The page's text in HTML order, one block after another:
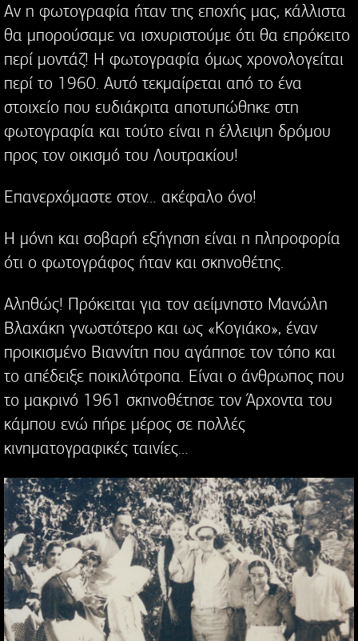
Αν η φωτογραφία ήταν της εποχής μας, κάλλιστα
θα μπορούσαμε να ισχυριστούμε ότι θα επρόκειτο
περί μοντάζ! Η φωτογραφία όμως χρονολογείται
περί το 1960. Αυτό τεκμαίρεται από το ένα
στοιχείο που ευδιάκριτα αποτυπώθηκε στη
φωτογραφία και τούτο είναι η έλλειψη δρόμου
προς τον οικισμό του Λουτρακίου!
Επανερχόμαστε στον… ακέφαλο όνο!
Η μόνη και σοβαρή εξήγηση είναι η πληροφορία
ότι ο φωτογράφος ήταν και σκηνοθέτης.
Αληθώς! Πρόκειται για τον αείμνηστο Μανώλη
Βλαχάκη γνωστότερο και ως «Κογιάκο», έναν
προικισμένο Βιαννίτη που αγάπησε τον τόπο και
το απέδειξε ποικιλότροπα. Είναι ο άνθρωπος που
το μακρινό 1961 σκηνοθέτησε τον Άρχοντα του
κάμπου ενώ πήρε μέρος σε πολλές
κινηματογραφικές ταινίες…